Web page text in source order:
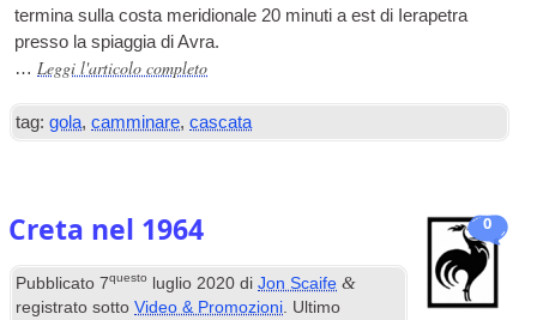
termina sulla costa meridionale 20 minuti a est di Ierapetra
presso la spiaggia di Avra.
… Leggi l'articolo completo
tag: gola,camminare,cascata
0
Creta nel 1964
Pubblicato7questo luglio 2020 diJon Scaife &
registrato sottoVideo & Promozioni . Ultimo